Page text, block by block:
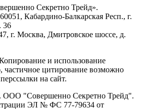
Секретно Трейд».
Кабардино-Балкарская Респ., г.
36
г. Москва, Дмитровское шоссе, д.
и использование
частичное цитирование возможно
на сайт.
ООО "Совершенно Секретно Трейд".
ЭЛ № ФС 77-79634 от